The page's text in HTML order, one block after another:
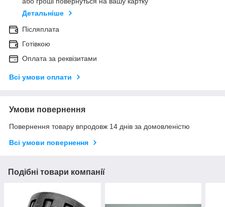
Детальніше
Післяплата
Готівкою
Оплата за реквізитами
Всі умови оплати
Умови повернення
Повернення товару впродовж 14 днів за домовленістю
Всі умови повернення
Подібні товари компанії